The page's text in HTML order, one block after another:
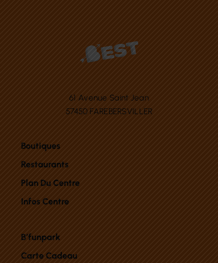
61 Avenue Saint Jean
57450 FAREBERSVILLER
Boutiques
Restaurants
Plan Du Centre
Infos Centre
B’funpark
Carte Cadeau